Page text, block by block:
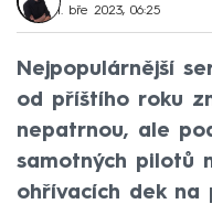
1. bře 2023, 06:25
Nejpopulárnější
od příštího roku
nepatrnou, ale
samotných pilotů
ohřívacích dek na